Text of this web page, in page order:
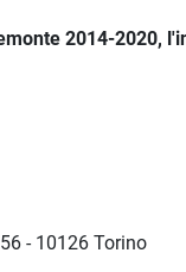
2014-2020,
- 10126 Torino